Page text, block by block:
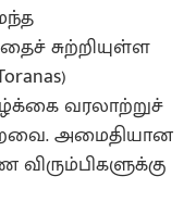
சுற்றியுள்ள
வரலாற்றுச்
அமைதியான